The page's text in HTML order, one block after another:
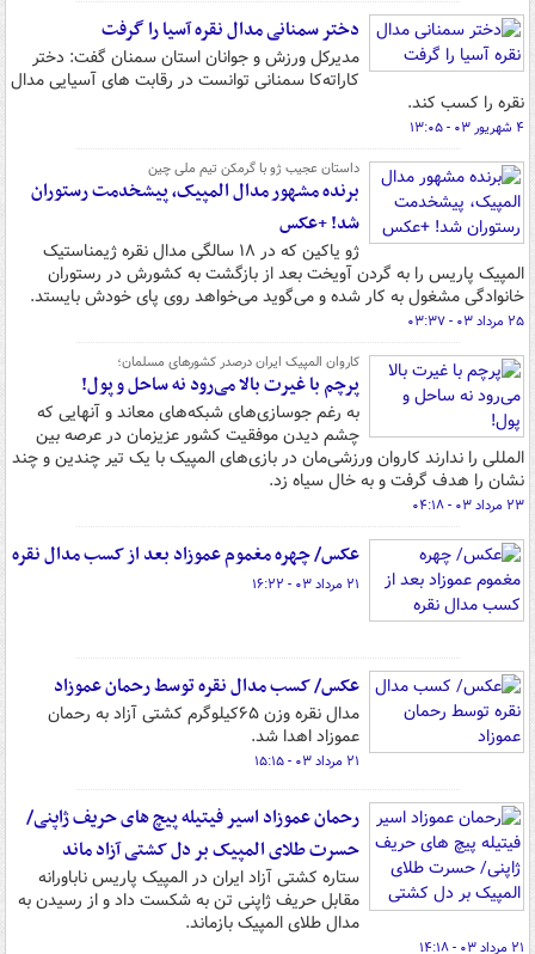
دختر سمنانی مدال نقره آسیا را گرفت
مدیرکل ورزش و جوانان استان سمنان گفت: دختر
کاراته‌کا سمنانی توانست در رقابت های آسیایی مدال
نقره را کسب کند.
۴ شهریور ۰۳ - ۱۳:۰۵
داستان عجیب ژو با گرمکن تیم ملی چین
برنده مشهور مدال المپیک، پیشخدمت رستوران
شد! +عکس
ژو یاکین که در ۱۸ سالگی مدال نقره ژیمناستیک
المپیک پاریس را به ‏گردن آویخت بعد از بازگشت به کشورش در رستوران
خانوادگی ‏مشغول به کار شده و می‌گوید می‌خواهد روی پای خودش بایستد. ‏
۲۵ مرداد ۰۳ - ۰۳:۳۷
کاروان المپیک ایران درصدر کشورهای مسلمان؛
پرچم با غیرت بالا می‌رود نه ساحل و پول!
به رغم جوسازی‌های شبکه‌های معاند و آنهایی که
چشم دیدن موفقیت کشور عزیزمان در عرصه بین
المللی را ندارند کاروان ورزشی‌مان در بازی‌های المپیک با یک تیر چندین و چند
نشان را هدف گرفت و به خال سیاه زد.
۲۳ مرداد ۰۳ - ۰۴:۱۸
عکس/ چهره مغموم عموزاد بعد از کسب مدال نقره
۲۱ مرداد ۰۳ - ۱۶:۲۲
عکس/ کسب مدال نقره توسط رحمان عموزاد
مدال نقره وزن ۶۵کیلوگرم کشتی آزاد به رحمان
عموزاد اهدا شد.
۲۱ مرداد ۰۳ - ۱۵:۱۵
رحمان عموزاد اسیر فیتیله پیچ های حریف ژاپنی/
حسرت طلای المپیک بر دل کشتی آزاد ماند
ستاره کشتی آزاد ایران در المپیک پاریس ناباورانه
مقابل حریف ژاپنی تن به شکست داد و از رسیدن به
مدال طلای المپیک بازماند.
۲۱ مرداد ۰۳ - ۱۴:۱۸